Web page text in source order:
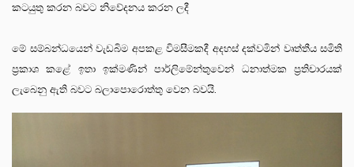
කටයුතු කරන බවට නිවේදනය කරන ලදී
මේ සම්බන්ධයෙන් වැඩබිම අපකළ විමසීමකදී අදහස් දක්වමින් වෘත්තීය සමිති
ප්‍රකාශ කළේ ඉතා ඉක්මණින් පාර්ලිමේන්තුවෙන් ධනාත්මක ප්‍රතිචාරයක්
ලැබෙනු ඇති බවට බලාපොරොත්තු වෙන බවයි.